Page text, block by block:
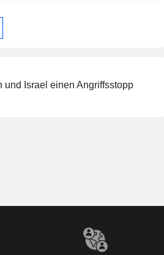
und Israel einen Angriffsstopp